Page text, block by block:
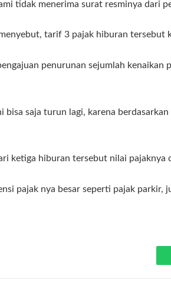
tidak menerima surat resminya dari
tarif 3 pajak hiburan tersebut
penurunan sejumlah kenaikan
bisa saja turun lagi, karena
ketiga hiburan tersebut nilai
pajak nya besar seperti pajak